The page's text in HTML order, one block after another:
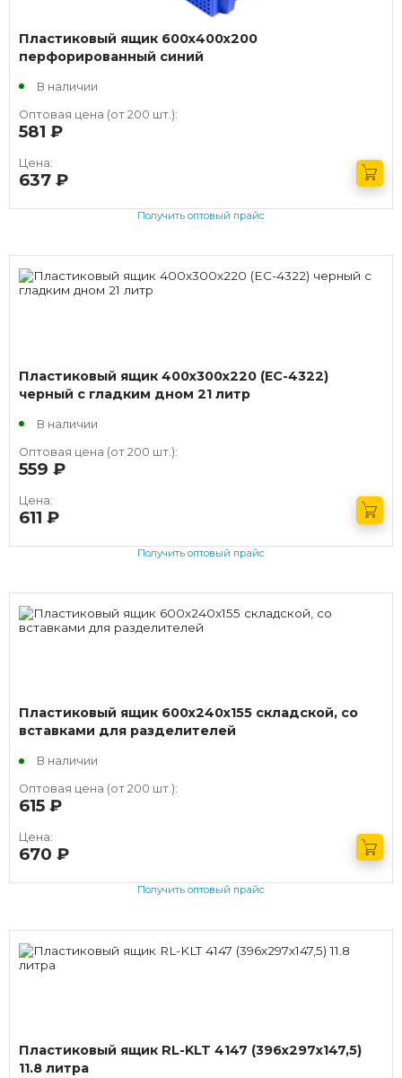
Пластиковый ящик 600х400х200
перфорированный синий
В наличии
Оптовая цена (от 200 шт.):
581
Цена:
637
Получить оптовый прайс
Пластиковый ящик 400х300х220 (EC-4322)
черный с гладким дном 21 литр
В наличии
Оптовая цена (от 200 шт.):
559
Цена:
611
Получить оптовый прайс
Пластиковый ящик 600х240х155 складской, со
вставками для разделителей
В наличии
Оптовая цена (от 200 шт.):
615
Цена:
670
Получить оптовый прайс
Пластиковый ящик RL-KLT 4147 (396х297х147,5)
11.8 литра